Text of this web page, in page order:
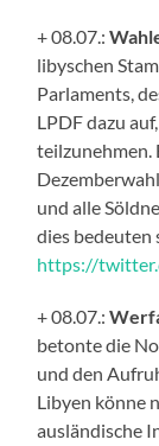
+ 08.07.:
libyschen
Parlaments,
LPDF dazu
teilzunehmen.
und alle
dies bedeuten
https://
+ 08.07.:
betonte die
und den
Libyen könne
ausländische